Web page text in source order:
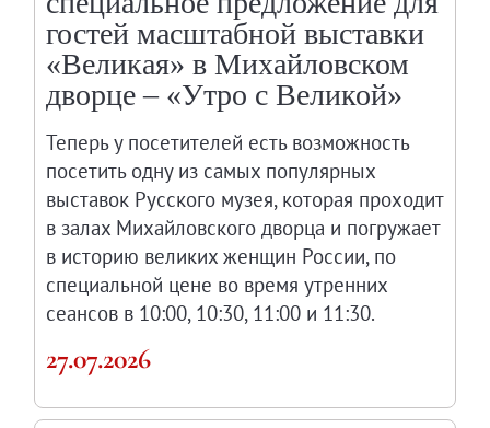
гостей масштабной выставки
«Великая» в Михайловском
дворце – «Утро с Великой»
Теперь у посетителей есть возможность
посетить одну из самых популярных
выставок Русского музея, которая проходит
в залах Михайловского дворца и погружает
в историю великих женщин России, по
специальной цене во время утренних
сеансов в 10:00, 10:30, 11:00 и 11:30.
27.07.2026